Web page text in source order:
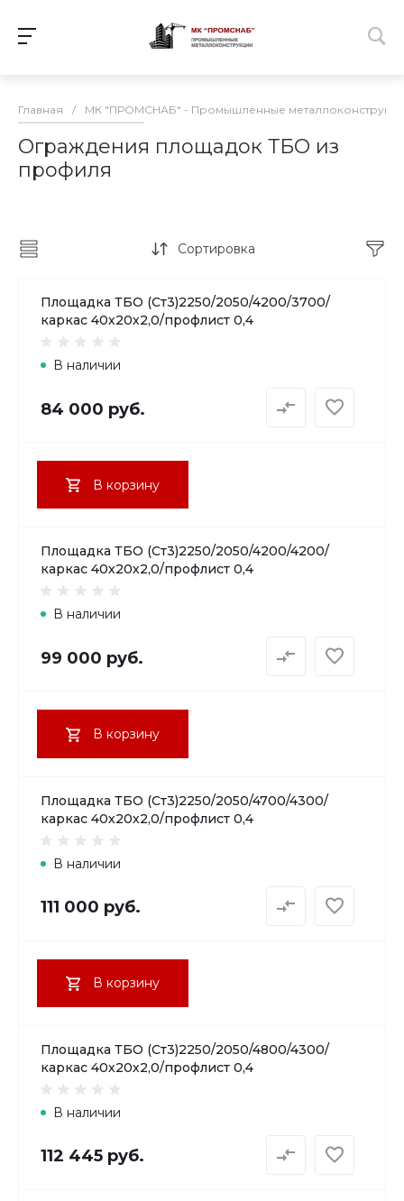
Главная / МК "ПРОМСНАБ" - Промышленные
Ограждения площадок ТБО из
профиля
Сортировка
Площадка ТБО (Ст3)2250/2050/4200/3700/
каркас 40х20х2,0/профлист 0,4
В наличии
84 000 руб.
В корзину
Площадка ТБО (Ст3)2250/2050/4200/4200/
каркас 40х20х2,0/профлист 0,4
В наличии
99 000 руб.
В корзину
Площадка ТБО (Ст3)2250/2050/4700/4300/
каркас 40х20х2,0/профлист 0,4
В наличии
111 000 руб.
В корзину
Площадка ТБО (Ст3)2250/2050/4800/4300/
каркас 40х20х2,0/профлист 0,4
В наличии
112 445 руб.